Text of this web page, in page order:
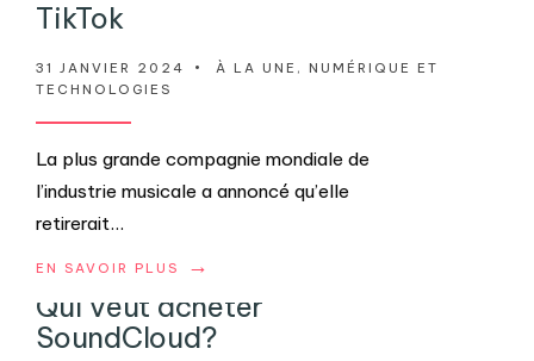
TikTok
31 JANVIER 2024 • À LA UNE , NUMÉRIQUE ET
TECHNOLOGIES
La plus grande compagnie mondiale de
l’industrie musicale a annoncé qu’elle
retirerait...
EN SAVOIR PLUS →
Qui veut acheter
SoundCloud?